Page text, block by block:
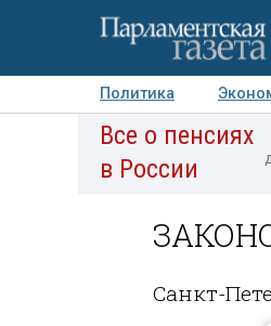
Политика
Авторы Персоны
Все о пенсиях
в России
Санкт-